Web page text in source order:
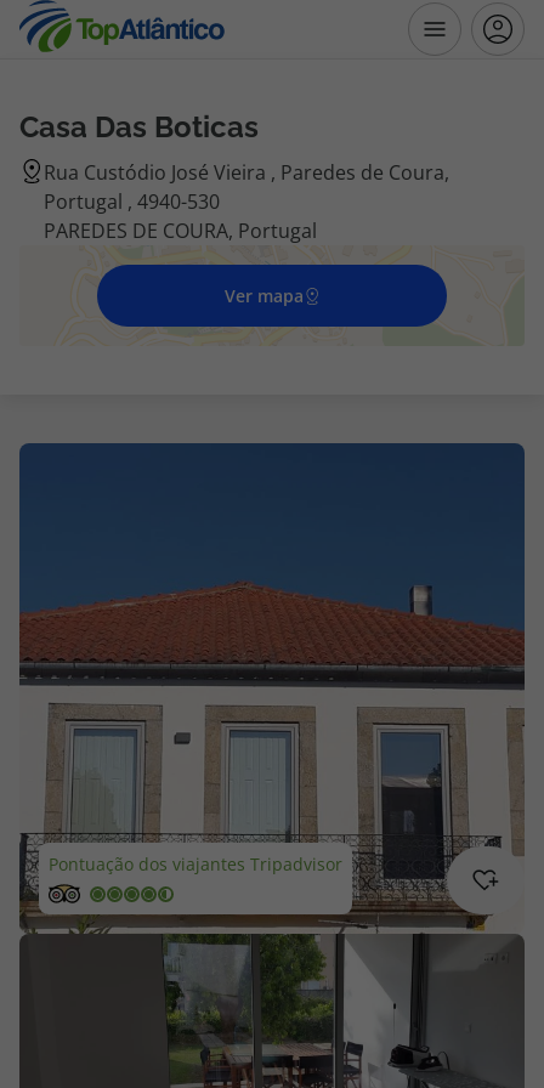
Destinos
Voos
Hotéis
Voos + Hotel
Disneyland ® Paris
Promoções
Especialistas
Cheque Viagem
Rede de Lojas
Blog TopViagens
Área de Cliente
Casa Das Boticas
Rua Custódio José Vieira , Paredes de Coura,
Portugal , 4940-530
PAREDES DE COURA, Portugal
Ver mapa
Pontuação dos viajantes Tripadvisor